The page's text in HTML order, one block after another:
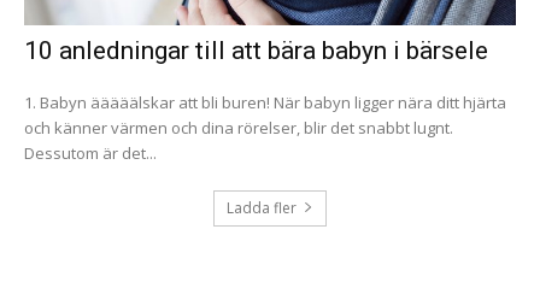
10 anledningar till att bära babyn i bärsele
1. Babyn ääääälskar att bli buren! När babyn ligger nära ditt hjärta
och känner värmen och dina rörelser, blir det snabbt lugnt.
Dessutom är det...
Ladda fler